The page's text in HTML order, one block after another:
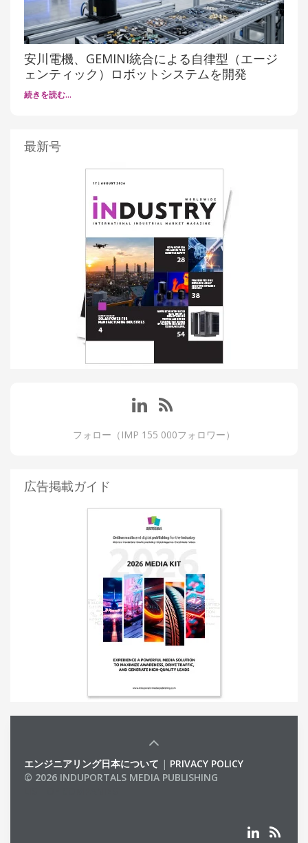
安川電機、GEMINI統合による自律型（エージ
ェンティック）ロボットシステムを開発
続きを読む…
最新号
フォロー（IMP 155 000フォロワー）
広告掲載ガイド
エンジニアリング日本について | PRIVACY POLICY
© 2026 INDUPORTALS MEDIA PUBLISHING